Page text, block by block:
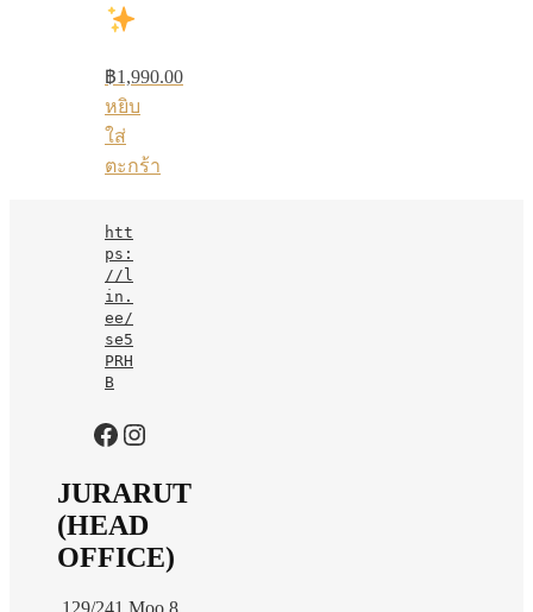
฿1,990.00
หยิบ
ใส่
ตะกร้า
htt
ps:
//l
in.
ee/
se5
PRH
B
https://www.facebook.com/jurarutofficial?mibextid=LQQJ4d
Instagram
JURARUT
(HEAD
OFFICE)
129/241 Moo 8